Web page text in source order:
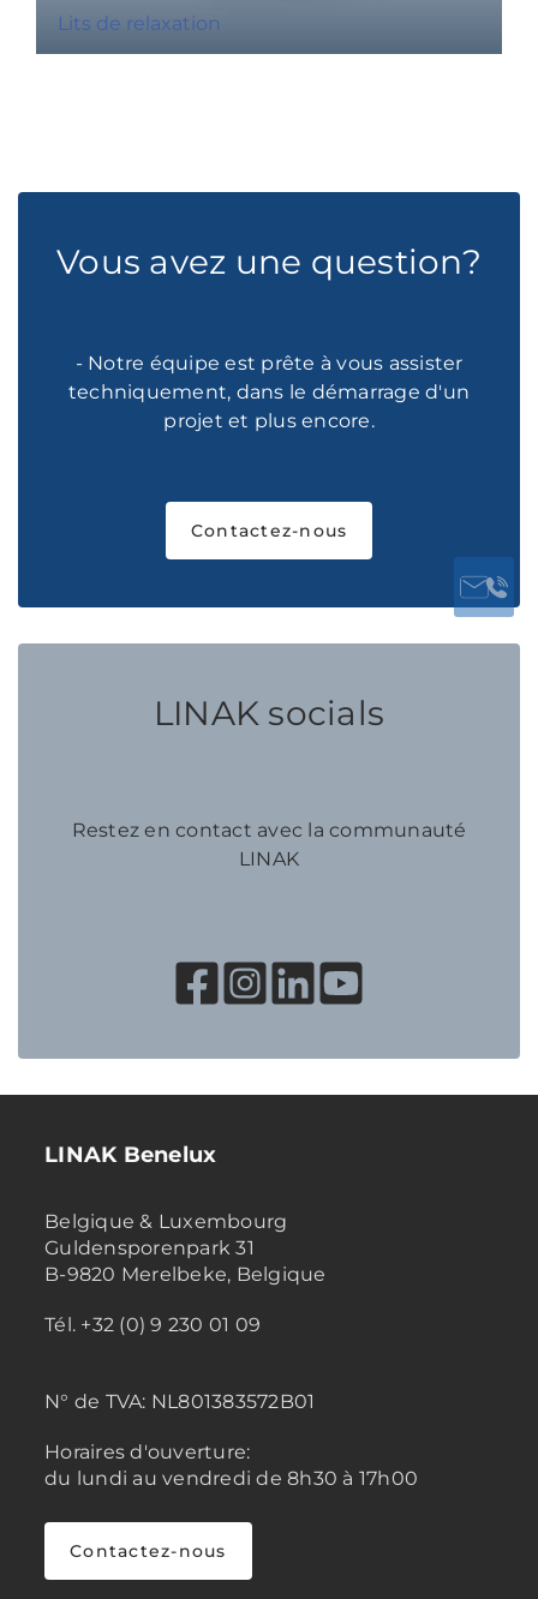
Lits de relaxation
Vous avez une question?
- Notre équipe est prête à vous assister
techniquement, dans le démarrage d'un
projet et plus encore.
Contactez-nous
LINAK socials
Restez en contact avec la communauté
LINAK
LINAK Benelux
Belgique & Luxembourg
Guldensporenpark 31
B-9820 Merelbeke, Belgique
Tél. +32 (0) 9 230 01 09
N° de TVA: NL801383572B01
Horaires d'ouverture:
du lundi au vendredi de 8h30 à 17h00
Contactez-nous